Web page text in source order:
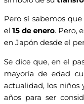
Pero sí sabemos
el15 de enero. Pero,
en Japón desde el
Se dice que, en el
mayoría de edad
actualidad, los niños
años para ser